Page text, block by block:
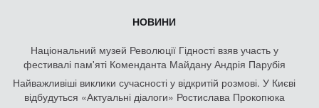
НОВИНИ
Національний музей Революції Гідності взяв участь у
фестивалі пам'яті Коменданта Майдану Андрія Парубія
Найважливіші виклики сучасності у відкритій розмові. У Києві
відбудуться «Актуальні діалоги» Ростислава Прокопюка